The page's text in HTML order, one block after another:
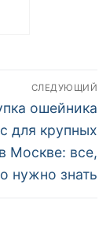
СЛЕДУЮЩИЙ
ошейника
для крупных
Москве: все,
нужно знать